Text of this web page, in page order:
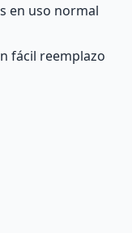
en uso normal
fácil reemplazo